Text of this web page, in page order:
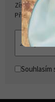
Získejte
Přihlašte se
Souhlasím